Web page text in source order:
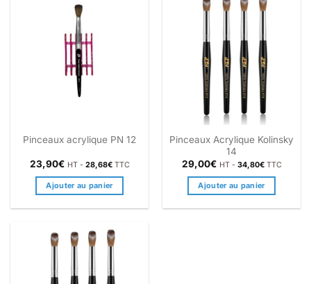
Pinceaux acrylique PN 12
23,90€ HT - 28,68€TTC
Ajouter au panier
Pinceaux Acrylique Kolinsky
14
29,00€ HT - 34,80€TTC
Ajouter au panier